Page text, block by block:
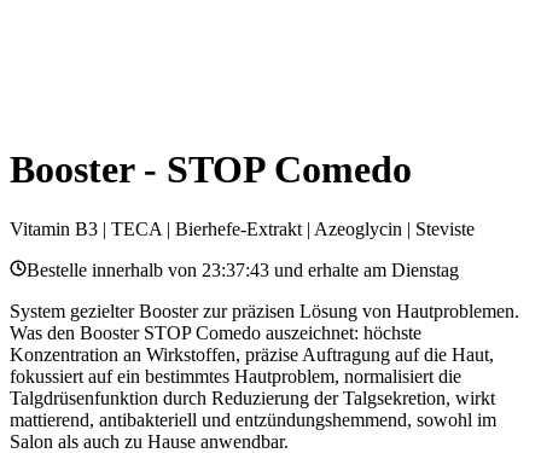
Booster - STOP Comedo
Vitamin B3 | TECA | Bierhefe-Extrakt | Azeoglycin | Steviste
Bestelle innerhalb von 23:37:43 und erhalte am Dienstag
System gezielter Booster zur präzisen Lösung von Hautproblemen.
Was den Booster STOP Comedo auszeichnet: höchste
Konzentration an Wirkstoffen, präzise Auftragung auf die Haut,
fokussiert auf ein bestimmtes Hautproblem, normalisiert die
Talgdrüsenfunktion durch Reduzierung der Talgsekretion, wirkt
mattierend, antibakteriell und entzündungshemmend, sowohl im
Salon als auch zu Hause anwendbar.